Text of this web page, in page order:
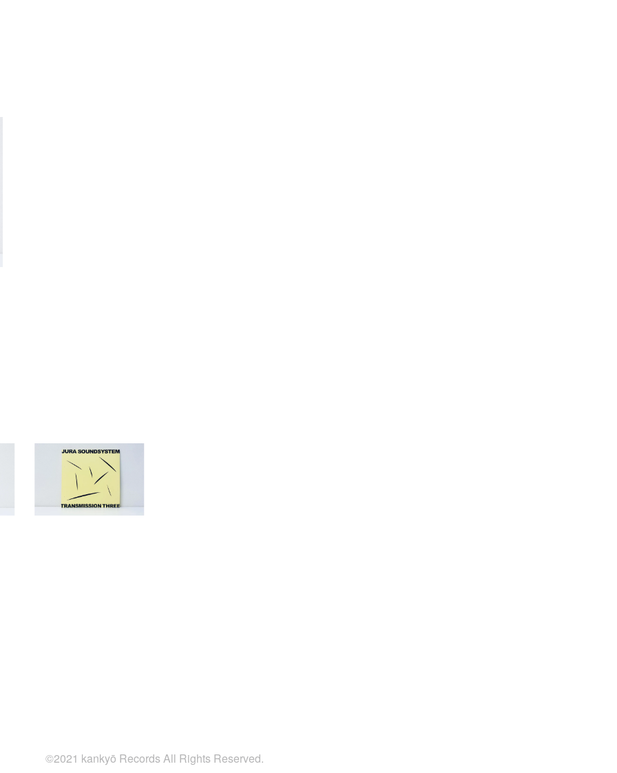
©2021 kankyō Records All Rights Reserved.